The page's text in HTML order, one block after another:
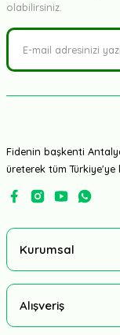
olabilirsiniz.
Fidenin başkenti
üreterek tüm
Kurumsal
Alışveriş